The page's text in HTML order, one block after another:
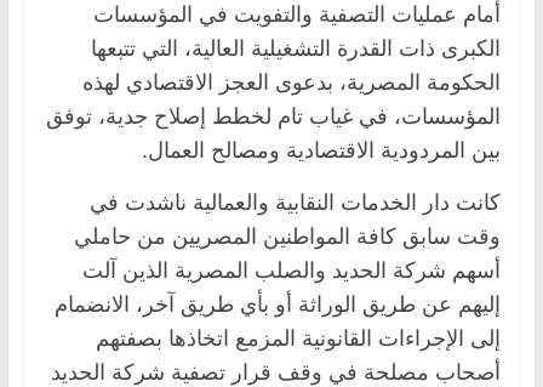
أمام عمليات التصفية والتفويت في المؤسسات
الكبرى ذات القدرة التشغيلية العالية، التي تتبعها
الحكومة المصرية، بدعوى العجز الاقتصادي لهذه
المؤسسات، في غياب تام لخطط إصلاح جدية، توفق
بين المردودية الاقتصادية ومصالح العمال.
كانت دار الخدمات النقابية والعمالية ناشدت في
وقت سابق كافة المواطنين المصريين من حاملي
أسهم شركة الحديد والصلب المصرية الذين آلت
إليهم عن طريق الوراثة أو بأي طريق آخر، الانضمام
إلى الإجراءات القانونية المزمع اتخاذها بصفتهم
أصحاب مصلحة في وقف قرار تصفية شركة الحديد